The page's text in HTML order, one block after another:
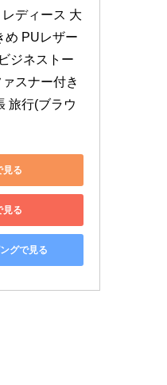
ディース 大
め PUレザー
ジネストー
スナー付き
旅行(ブラウ
る
見る
グで見る